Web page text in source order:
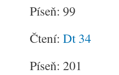
Píseň: 99
Čtení: Dt 34
Píseň: 201